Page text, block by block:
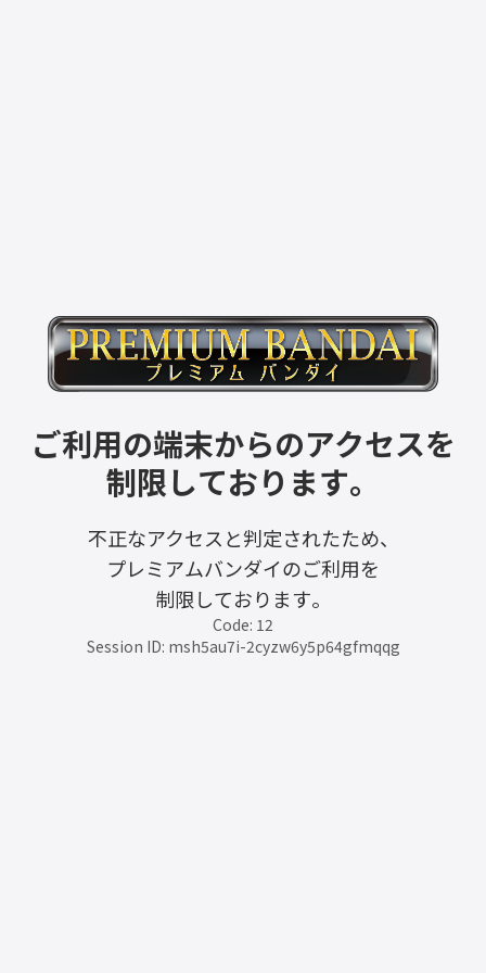
ご利用の端末からのアクセスを
制限しております。
不正なアクセスと判定されたため、
プレミアムバンダイのご利用を
制限しております。
Code: 12
Session ID: msh5au7i-2cyzw6y5p64gfmqqg